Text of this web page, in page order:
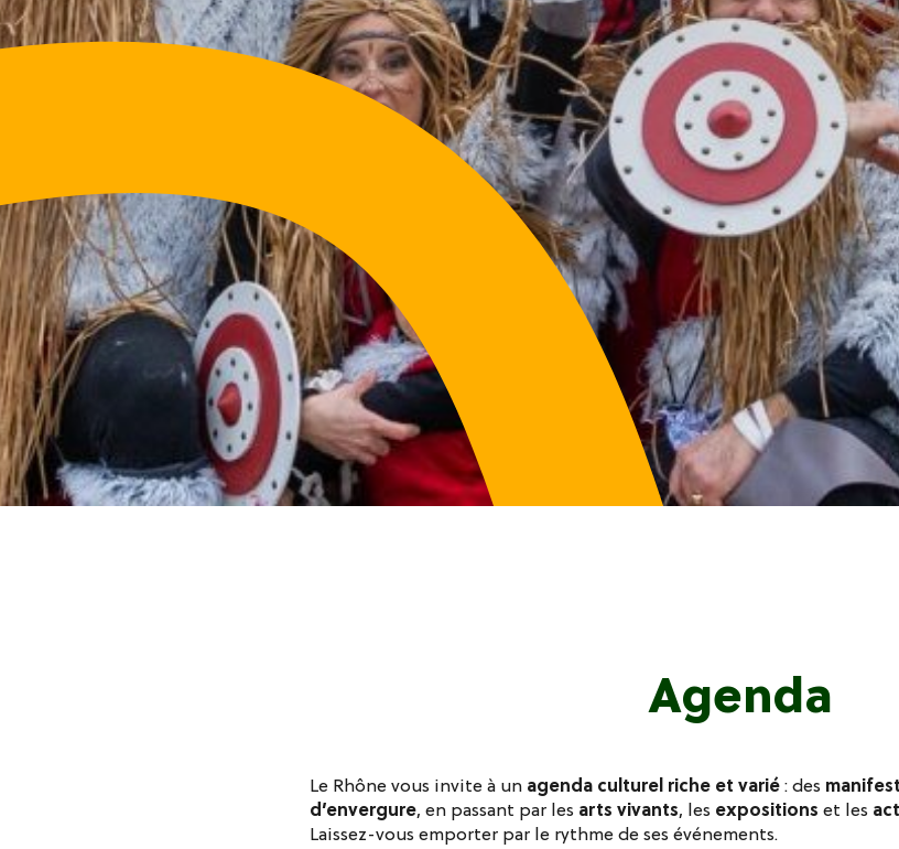
Agenda
Le Rhône vous invite à un agenda culturel riche et varié: des
d’envergure, en passant par les arts vivants, les expositionset les
Laissez-vous emporter par le rythme de ses événements.